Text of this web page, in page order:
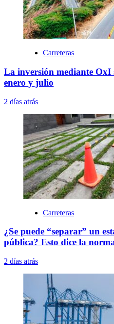
Carreteras
La inversión mediante OxI
enero y julio
2 días atrás
Carreteras
¿Se puede “separar” un
pública? Esto dice la
2 días atrás